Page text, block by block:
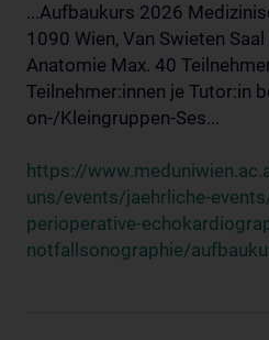
...Aufbaukurs 2026
1090 Wien, Van Swieten
Anatomie Max. 40
Teilnehmer:innen je Tutor:in
on-/Kleingruppen-Ses...
https://
uns/events/jaehrliche-
perioperative-
notfallsonographie/